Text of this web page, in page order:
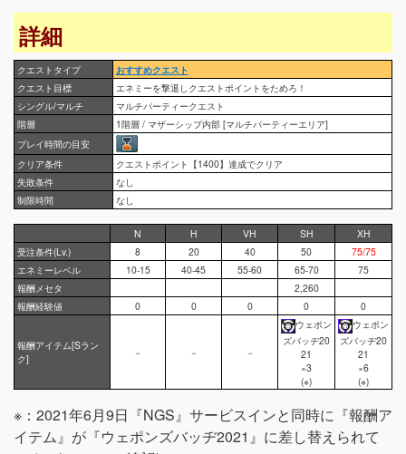
詳細
クエストタイプ
おすすめクエスト
クエスト目標
エネミーを撃退しクエストポイントをためろ！
シングル/マルチ
マルチパーティークエスト
階層
1階層 / マザーシップ内部 [マルチパーティーエリア]
プレイ時間の目安
クリア条件
クエストポイント【1400】達成でクリア
失敗条件
なし
制限時間
なし
N H VH SH
XH
受注条件(Lv.)
8 20 40 50
75/75
エネミーレベル
10-15 40-45 55-60 65-70
75
報酬メセタ
2,260
報酬経験値
0 0 0 0 0
報酬アイテム[Sラン
ク]
－ － －
ウェポン
ズバッヂ20
21
×3
(※)
ウェポン
ズバッヂ20
21
×6
(※)
※：2021年6月9日『NGS』サービスインと同時に『報酬ア
イテム』が『ウェポンズバッヂ2021』に差し替えられて